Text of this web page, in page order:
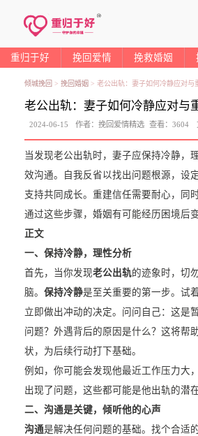
重归于好 挽回爱情 挽救婚姻
倾城挽回 > 挽回婚姻 > 老公出轨：妻子如何冷静应对与
老公出轨：妻子如何冷静应对与
2024-06-15 作者：挽回爱情精选 查看：3604
当发现老公出轨时，妻子应保持冷静，
效沟通。自我反省以找出问题根源，设
支持共同成长。重建信任需要耐心，同
通过这些步骤，婚姻有可能经历困境后
正文
一、保持冷静，理性分析
首先，当你发现老公出轨的迹象时，切
脑。 保持冷静是至关重要的第一步。试
立即做出冲动的决定。问问自己：这是
问题？外遇背后的原因是什么？这将帮
状，为后续行动打下基础。
例如，你可能会发现他最近工作压力大
出现了问题，这些都可能是他出轨的潜
二、沟通是关键，倾听他的心声
沟通是解决任何问题的基础。找个合适